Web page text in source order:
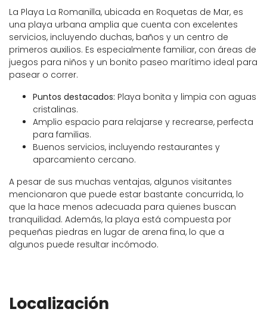
La Playa La Romanilla, ubicada en Roquetas de Mar, es
una playa urbana amplia que cuenta con excelentes
servicios, incluyendo duchas, baños y un centro de
primeros auxilios. Es especialmente familiar, con áreas de
juegos para niños y un bonito paseo marítimo ideal para
pasear o correr.
Puntos destacados: Playa bonita y limpia con aguas
cristalinas.
Amplio espacio para relajarse y recrearse, perfecta
para familias.
Buenos servicios, incluyendo restaurantes y
aparcamiento cercano.
A pesar de sus muchas ventajas, algunos visitantes
mencionaron que puede estar bastante concurrida, lo
que la hace menos adecuada para quienes buscan
tranquilidad. Además, la playa está compuesta por
pequeñas piedras en lugar de arena fina, lo que a
algunos puede resultar incómodo.
Localización